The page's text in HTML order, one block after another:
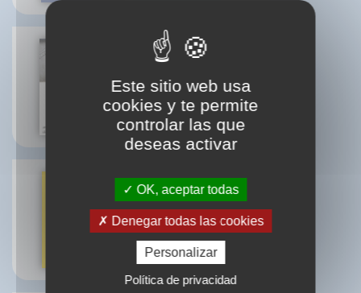
27
AOÛT
CEO 3
Petit traité de la choucroute
Martin Fache
Este sitio web usa
cookies y te permite
controlar las que
deseas activar
OK, aceptar todas
Denegar todas las cookies
Personalizar
Política de privacidad